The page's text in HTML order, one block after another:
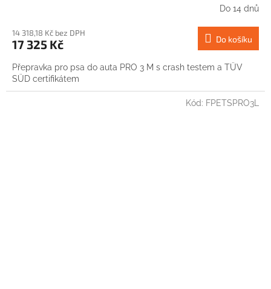
Do 14 dnů
14 318,18 Kč bez DPH
17 325 Kč Do košíku
Přepravka pro psa do auta PRO 3 M s crash testem a TÜV
SÜD certifikátem
Kód: FPETSPRO3L